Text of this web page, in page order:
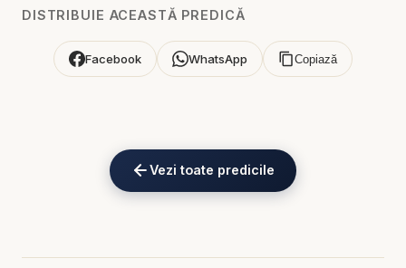
Biblia arată că marile intervenții ale lui Dumnezeu în
Nu pentru că credința omului ar avea putere în
merge ușor. Credința biblică este încrederea
liniștită și fermă că Dumnezeu rămâne credincios,
Nu neagă durerea, dar refuză să creadă că
DISTRIBUIE ACEASTĂ PREDICĂ
Facebook WhatsApp Copiază
Vezi toate predicile